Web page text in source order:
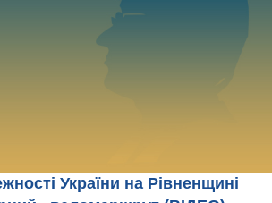
України на Рівненщині